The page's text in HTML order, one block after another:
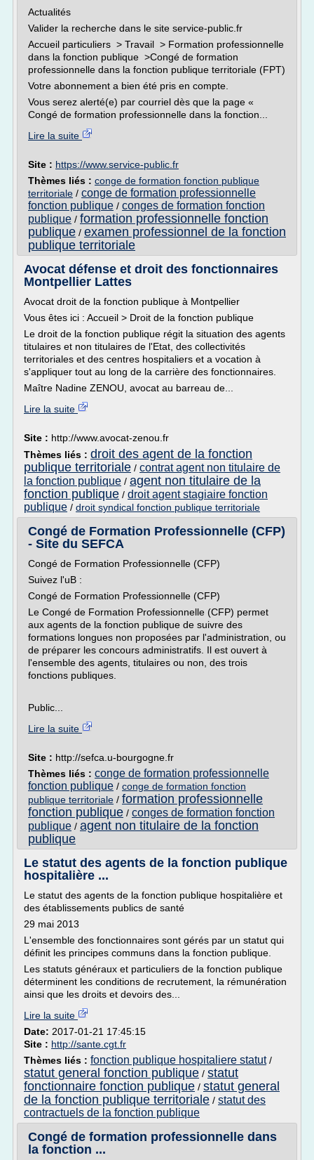
Actualités
Valider la recherche dans le site service-public.fr
Accueil particuliers > Travail > Formation professionnelle
dans la fonction publique >Congé de formation
professionnelle dans la fonction publique territoriale (FPT)
Votre abonnement a bien été pris en compte.
Vous serez alerté(e) par courriel dès que la page «
Congé de formation professionnelle dans la fonction...
Lire la suite
Site : https://www.service-public.fr
Thèmes liés : conge de formation fonction publique
territoriale / conge de formation professionnelle
fonction publique / conges de formation fonction
publique / formation professionnelle fonction
publique / examen professionnel de la fonction
publique territoriale
Avocat défense et droit des fonctionnaires
Montpellier Lattes
Avocat droit de la fonction publique à Montpellier
Vous êtes ici : Accueil > Droit de la fonction publique
Le droit de la fonction publique régit la situation des agents
titulaires et non titulaires de l'Etat, des collectivités
territoriales et des centres hospitaliers et a vocation à
s'appliquer tout au long de la carrière des fonctionnaires.
Maître Nadine ZENOU, avocat au barreau de...
Lire la suite
Site : http://www.avocat-zenou.fr
Thèmes liés : droit des agent de la fonction
publique territoriale / contrat agent non titulaire de
la fonction publique / agent non titulaire de la
fonction publique / droit agent stagiaire fonction
publique / droit syndical fonction publique territoriale
Congé de Formation Professionnelle (CFP)
- Site du SEFCA
Congé de Formation Professionnelle (CFP)
Suivez l'uB :
Congé de Formation Professionnelle (CFP)
Le Congé de Formation Professionnelle (CFP) permet
aux agents de la fonction publique de suivre des
formations longues non proposées par l'administration, ou
de préparer les concours administratifs. Il est ouvert à
l'ensemble des agents, titulaires ou non, des trois
fonctions publiques.
Public...
Lire la suite
Site : http://sefca.u-bourgogne.fr
Thèmes liés : conge de formation professionnelle
fonction publique / conge de formation fonction
publique territoriale / formation professionnelle
fonction publique / conges de formation fonction
publique / agent non titulaire de la fonction
publique
Le statut des agents de la fonction publique
hospitalière ...
Le statut des agents de la fonction publique hospitalière et
des établissements publics de santé
29 mai 2013
L'ensemble des fonctionnaires sont gérés par un statut qui
définit les principes communs dans la fonction publique.
Les statuts généraux et particuliers de la fonction publique
déterminent les conditions de recrutement, la rémunération
ainsi que les droits et devoirs des...
Lire la suite
Date: 2017-01-21 17:45:15
Site : http://sante.cgt.fr
Thèmes liés : fonction publique hospitaliere statut/
statut general fonction publique / statut
fonctionnaire fonction publique / statut general
de la fonction publique territoriale / statut des
contractuels de la fonction publique
Congé de formation professionnelle dans
la fonction ...